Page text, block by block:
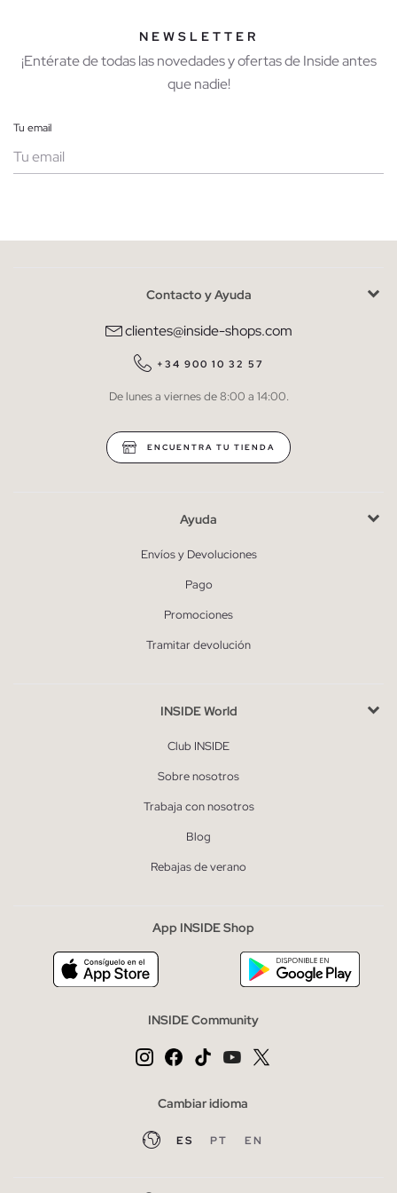
NEWSLETTER
¡Entérate de todas las novedades y ofertas de Inside antes
que nadie!
Tu email
He leído y entiendo lapolítica de privacidad
QUIERO SUSCRIBIRME
* Puedes cancelar la suscripción en cualquier momento.
Contacto y Ayuda
clientes@inside-shops.com
+34 900 10 32 57
De lunes a viernes de 8:00 a 14:00.
ENCUENTRA TU TIENDA
Ayuda
Envíos y Devoluciones
Pago
Promociones
Tramitar devolución
INSIDE World
Club INSIDE
Sobre nosotros
Trabaja con nosotros
Blog
Rebajas de verano
App INSIDE Shop
INSIDE Community
Cambiar idioma
ES PT EN